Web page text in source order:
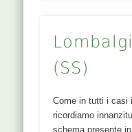
(SS)
Come in tutti i casi
ricordiamo
schema presente